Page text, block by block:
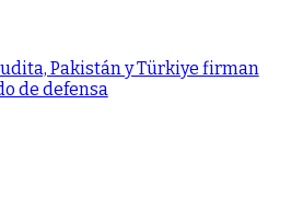
Pakistán y Türkiye firman
de defensa